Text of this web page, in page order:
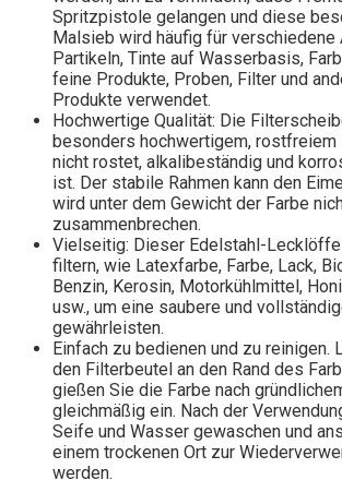
Spritzpistole gelangen und diese
Malsieb wird häufig für verschiedene
Partikeln, Tinte auf Wasserbasis,
feine Produkte, Proben, Filter und
Produkte verwendet.
Hochwertige Qualität: Die
besonders hochwertigem, rostfreiem
nicht rostet, alkalibeständig und
ist. Der stabile Rahmen kann den
wird unter dem Gewicht der Farbe
zusammenbrechen.
Vielseitig: Dieser Edelstahl-
filtern, wie Latexfarbe, Farbe, Lack,
Benzin, Kerosin, Motorkühlmittel,
usw., um eine saubere und
gewährleisten.
Einfach zu bedienen und zu reinigen.
den Filterbeutel an den Rand des
gießen Sie die Farbe nach
gleichmäßig ein. Nach der
Seife und Wasser gewaschen und
einem trockenen Ort zur
werden.